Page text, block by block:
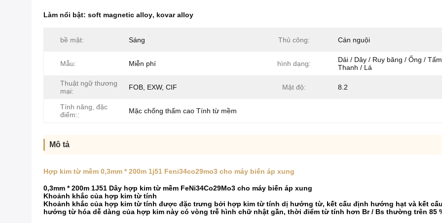
Làm nổi bật: soft magnetic alloy, kovar alloy
bề mặt: Sáng Thủ công: Cán nguội
Mẫu: Miễn phí hình dạng:
Dải / Dây / Ruy băng / Ống /
Thanh / Lá
Thuật ngữ thương
mại:
FOB, EXW, CIF Mật độ: 8.2
Tính năng, đặc
điểm::
Mặc chống thấm cao Tính từ mềm
Mô tả
Hợp kim từ mềm 0,3mm * 200m 1j51 Feni34co29mo3 cho máy biến áp xung
0,3mm * 200m 1J51 Dây hợp kim từ mềm FeNi34Co29Mo3 cho máy biến áp xung
Khoảnh khắc của hợp kim từ tính
Khoảnh khắc của hợp kim từ tính được đặc trưng bởi hợp kim từ tính dị hướng từ, kết cấu định hướng hạt và kết
hướng từ hóa dễ dàng của hợp kim này có vòng trễ hình chữ nhật gần, thời điểm từ tính hơn Br / Bs thường trên 85